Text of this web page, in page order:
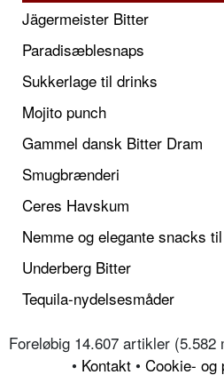
Jägermeister Bitter
Paradisæblesnaps
Sukkerlage til drinks
Mojito punch
Gammel dansk Bitter Dram
Smugbrænderi
Ceres Havskum
Nemme og elegante snacks
Underberg Bitter
Tequila-nydelsesmåder
Foreløbig 14.607 artikler (5.582
• Kontakt • Cookie- og